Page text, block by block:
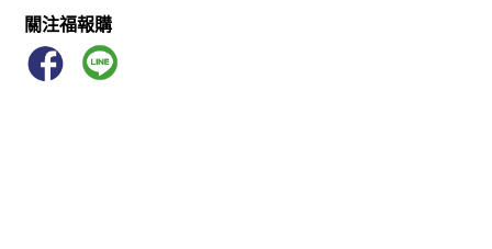
關注福報購